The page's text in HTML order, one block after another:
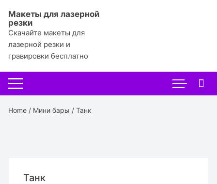
содержимому
Макеты для лазерной
резки
Скачайте макеты для
лазерной резки и
гравировки бесплатно
Home / Мини бары / Танк
Танк